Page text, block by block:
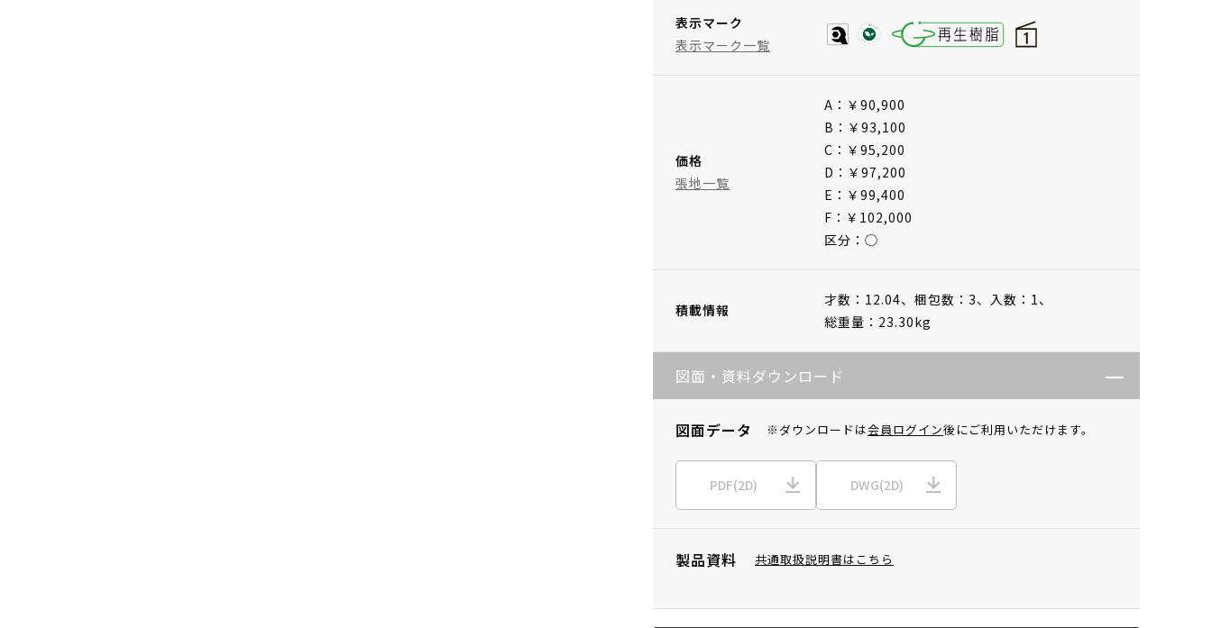
表示マーク
表示マーク一覧
価格
張地一覧
A：￥90,900
B：￥93,100
C：￥95,200
D：￥97,200
E：￥99,400
F：￥102,000
区分：◯
積載情報
才数：12.04、 梱包数：3、 入数：1、
総重量：23.30kg
図面・資料ダウンロード
図面データ ※ダウンロードは会員ログイン後にご利用いただけます。
PDF(2D) DWG(2D)
製品資料 共通取扱説明書はこちら